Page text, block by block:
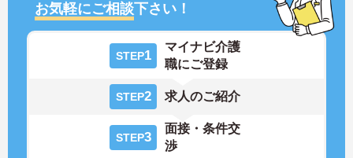
お気軽にご相談下さい！
STEP1
マイナビ介護
職にご登録
STEP2 求人のご紹介
STEP3
面接・条件交
渉